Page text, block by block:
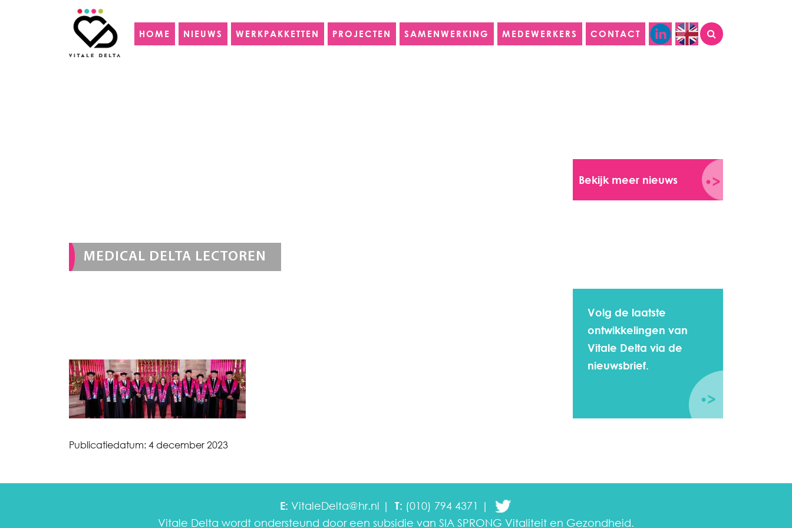
HOME NIEUWS WERKPAKKETTEN PROJECTEN SAMENWERKING MEDEWERKERS CONTACT
MEDICAL DELTA LECTOREN
Publicatiedatum: 4 december 2023
Bekijk meer nieuws
Volg de laatste
ontwikkelingen van
Vitale Delta via de
nieuwsbrief.
E: VitaleDelta@hr.nl T: (010) 794 4371
Vitale Delta wordt ondersteund door een subsidie van SIA SPRONG Vitaliteit en Gezondheid.